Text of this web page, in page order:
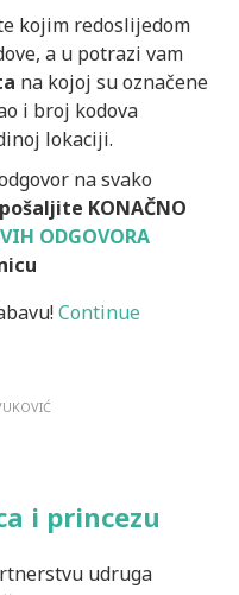
kojim redoslijedom
a u potrazi vam
na kojoj su označene
i broj kodova
lokaciji.
na svako
pošaljite KONAČNO
ODGOVORA
Continue
i princezu
udruga